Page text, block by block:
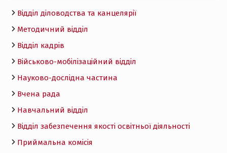
Відділ діловодства та канцелярії
Методичний відділ
Відділ кадрів
Військово-мобілізаційний відділ
Науково-дослідна частина
Вчена рада
Навчальний відділ
Відділ забезпечення якості освітньої діяльності
Приймальна комісія